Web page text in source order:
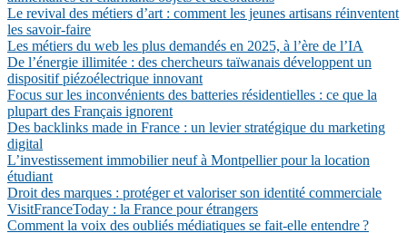
Le revival des métiers d’art : comment les jeunes artisans réinventent
les savoir-faire
Les métiers du web les plus demandés en 2025, à l’ère de l’IA
De l’énergie illimitée : des chercheurs taïwanais développent un
dispositif piézoélectrique innovant
Focus sur les inconvénients des batteries résidentielles : ce que la
plupart des Français ignorent
Des backlinks made in France : un levier stratégique du marketing
digital
L’investissement immobilier neuf à Montpellier pour la location
étudiant
Droit des marques : protéger et valoriser son identité commerciale
VisitFranceToday : la France pour étrangers
Comment la voix des oubliés médiatiques se fait-elle entendre ?